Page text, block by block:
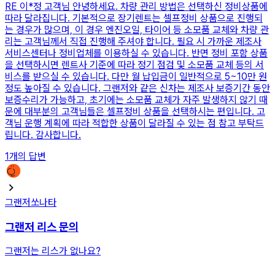
RE 이*정 고객님 안녕하세요. 차량 관리 방법은 선택하신 정비상품에
따라 달라집니다. 기본적으로 장기렌트는 셀프정비 상품으로 진행되
는 경우가 많으며, 이 경우 엔진오일, 타이어 등 소모품 교체와 차량 관
리는 고객님께서 직접 진행해 주셔야 합니다. 필요 시 가까운 제조사
서비스센터나 정비업체를 이용하실 수 있습니다. 반면 정비 포함 상품
을 선택하시면 렌트사 기준에 따라 정기 점검 및 소모품 교체 등의 서
비스를 받으실 수 있습니다. 다만 월 납입금이 일반적으로 5~10만 원
정도 높아질 수 있습니다. 그랜저와 같은 신차는 제조사 보증기간 동안
보증수리가 가능하고, 초기에는 소모품 교체가 자주 발생하지 않기 때
문에 대부분의 고객님들은 셀프정비 상품을 선택하시는 편입니다. 고
객님 운행 계획에 따라 적합한 상품이 달라질 수 있는 점 참고 부탁드
립니다. 감사합니다.
1개의 답변
그랜저 쏘나타
그랜저 리스 문의
그랜저는 리스가 없나요?